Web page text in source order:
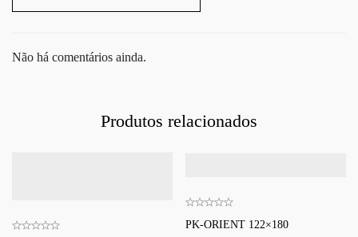
Não há comentários ainda.
Produtos relacionados
PK-ORIENT 122×180